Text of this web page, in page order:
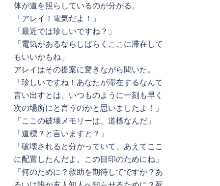
体が道を照らしているのが分かる。
「アレイ！電気だよ！」
「最近では珍しいですね？」
「電気があるならしばらくここに滞在して
もいいかもね」
アレイはその提案に驚きながら聞いた。
「珍しいですね！あなたが滞在するなんて
言い出すとは、いつものように一刻も早く
次の場所にと言うのかと思いましたよ！」
「ここの破壊メモリーは、道標なんだ」
「道標？と言いますと？」
「破壊されると分かっていて、あえてここ
に配置したんだよ。この目印のためにね」
「何のために？救助を期待してですか？あ